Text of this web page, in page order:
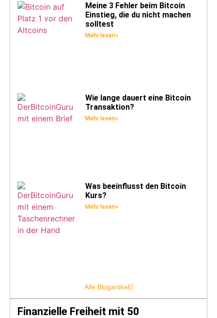
Meine 3 Fehler beim Bitcoin
Einstieg, die du nicht machen
solltest
Mehr lesen»
Wie lange dauert eine Bitcoin
Transaktion?
Mehr lesen»
Was beeinflusst den Bitcoin
Kurs?
Mehr lesen»
Alle Blogartikel
Finanzielle Freiheit mit 50